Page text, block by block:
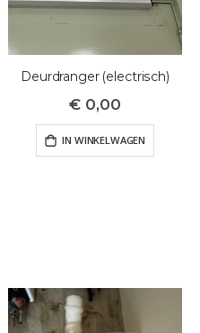
Deurdranger (electrisch)
€ 0,00
IN WINKELWAGEN